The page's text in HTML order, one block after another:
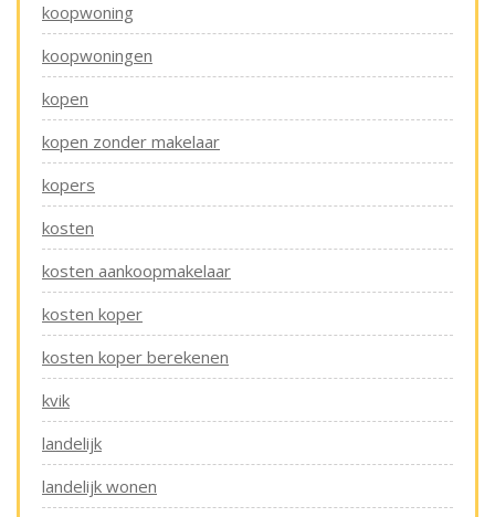
koopwoning
koopwoningen
kopen
kopen zonder makelaar
kopers
kosten
kosten aankoopmakelaar
kosten koper
kosten koper berekenen
kvik
landelijk
landelijk wonen